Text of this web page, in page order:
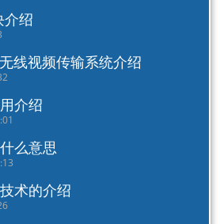
绍
线视频传输系统介绍
介绍
么意思
术的介绍